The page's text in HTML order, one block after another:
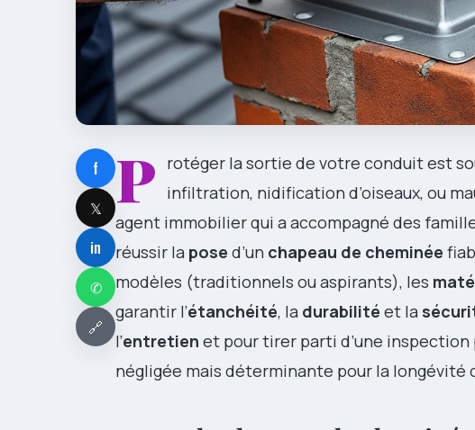
f
𝕏
in
✆
🔗
P rotéger la sortie de votre conduit est
infiltration, nidification d’oiseaux, ou
agent immobilier qui a accompagné des
réussir la pose d’un chapeau de cheminée
modèles (traditionnels ou aspirants), les
garantir l’étanchéité, la durabilité et la
l’entretien et pour tirer parti d’une inspection
négligée mais déterminante pour la longévité